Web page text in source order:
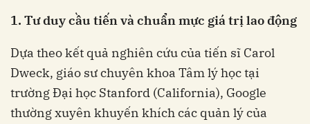
1. Tư duy cầu tiến và chuẩn mực giá trị lao động
Dựa theo kết quả nghiên cứu của tiến sĩ Carol
Dweck, giáo sư chuyên khoa Tâm lý học tại
trường Đại học Stanford (California), Google
thường xuyên khuyến khích các quản lý của